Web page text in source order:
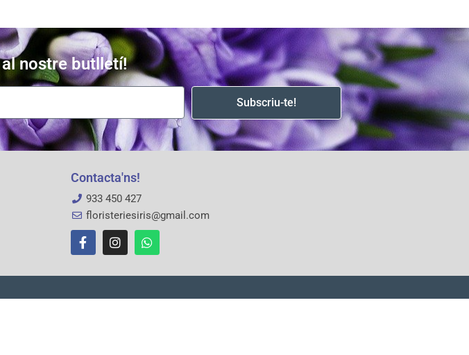
nostre butlletí!
Subscriu-te!
Contacta'ns!
933 450 427
floristeriesiris@gmail.com